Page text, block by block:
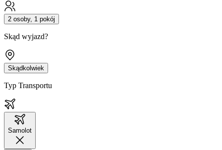
2 osoby, 1 pokój
Skąd wyjazd?
Skądkolwiek
Typ Transportu
Samolot